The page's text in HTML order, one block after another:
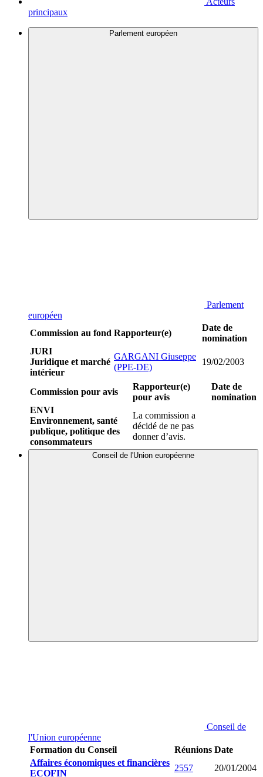
principaux
Parlement européen
Parlement
européen
Commission au fond Rapporteur(e)
Date de
nomination
JURI
Juridique et marché
intérieur
GARGANI Giuseppe
(PPE-DE)
19/02/2003
Commission pour avis
Rapporteur(e)
pour avis
Date de
nomination
ENVI
Environnement, santé
publique, politique des
consommateurs
La commission a
décidé de ne pas
donner d’avis.
Conseil de l'Union européenne
Conseil de
l'Union européenne
Formation du Conseil
Réunions Date
Affaires économiques et financières
ECOFIN
2557 20/01/2004